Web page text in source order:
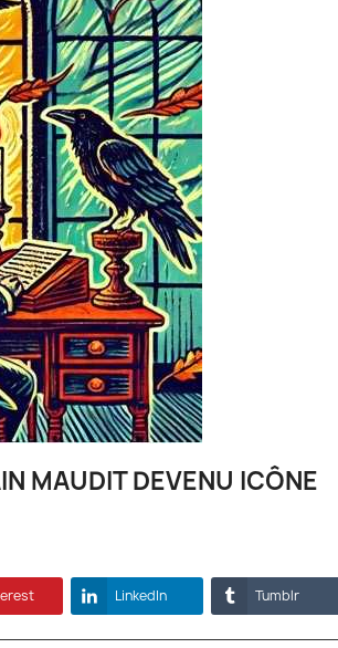
MAUDIT DEVENU ICÔNE
LinkedIn Tumblr